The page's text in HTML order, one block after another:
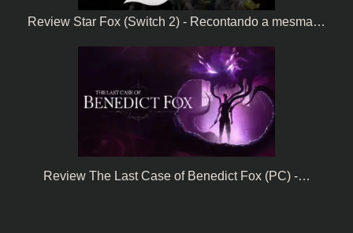
Review Star Fox (Switch 2) - Recontando a mesma…
Review The Last Case of Benedict Fox (PC) -…